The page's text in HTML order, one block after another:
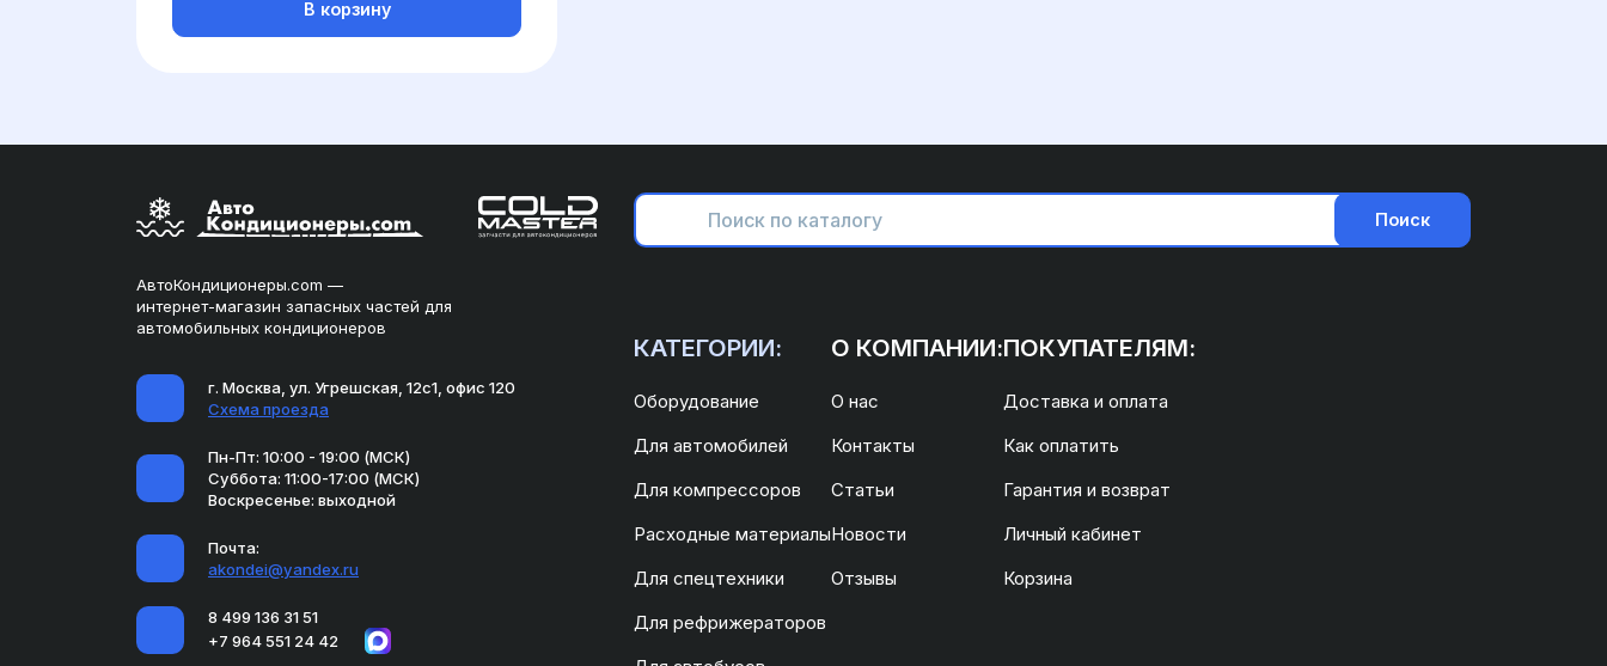
В корзину
АвтоКондиционеры.com —
интернет-магазин запасных частей для
автомобильных кондиционеров
г. Москва, ул. Угрешская, 12с1, офис 120
Схема проезда
Пн-Пт: 10:00 - 19:00 (МСК)
Суббота: 11:00-17:00 (МСК)
Воскресенье: выходной
Почта:
akondei@yandex.ru
8 499 136 31 51
+7 964 551 24 42
Поиск
КАТЕГОРИИ:
Оборудование
Для автомобилей
Для компрессоров
Расходные материалы
Для спецтехники
Для рефрижераторов
О КОМПАНИИ:
О нас
Контакты
Статьи
Новости
Отзывы
ПОКУПАТЕЛЯМ:
Доставка и оплата
Как оплатить
Гарантия и возврат
Личный кабинет
Корзина